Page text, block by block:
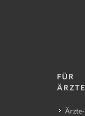
FÜR
ÄRZTE
Ärzte-